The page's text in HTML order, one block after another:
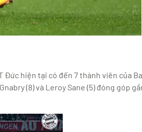
Đức hiện tại có đến 7 thành viên của
(8) và Leroy Sane (5) đóng góp